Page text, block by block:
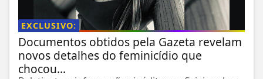
EXCLUSIVO:
Documentos obtidos pela Gazeta revelam
novos detalhes do feminicídio que
chocou...